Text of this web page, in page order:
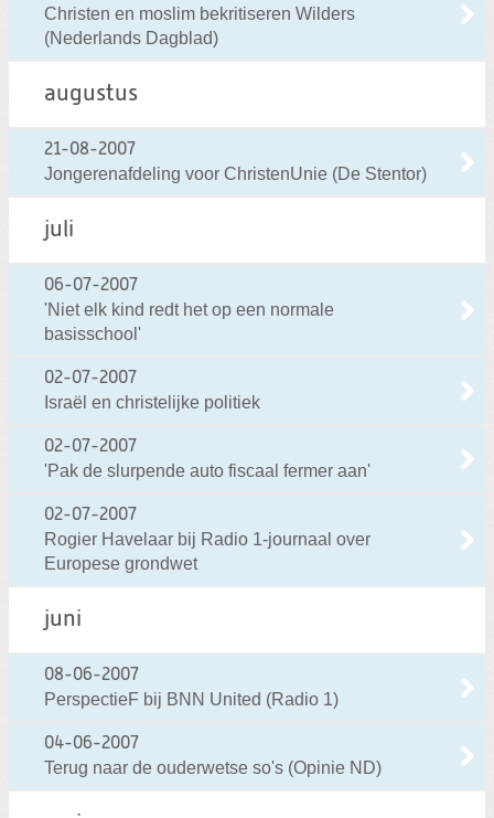
Christen en moslim bekritiseren Wilders
(Nederlands Dagblad)
augustus
21-08-2007
Jongerenafdeling voor ChristenUnie (De Stentor)
juli
06-07-2007
'Niet elk kind redt het op een normale
basisschool'
02-07-2007
Israël en christelijke politiek
02-07-2007
'Pak de slurpende auto fiscaal fermer aan'
02-07-2007
Rogier Havelaar bij Radio 1-journaal over
Europese grondwet
juni
08-06-2007
PerspectieF bij BNN United (Radio 1)
04-06-2007
Terug naar de ouderwetse so's (Opinie ND)